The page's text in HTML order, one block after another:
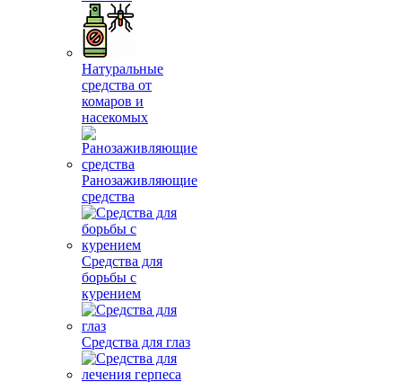
Натуральные
средства от
комаров и
насекомых
Ранозаживляющие
средства
Средства для
борьбы с
курением
Средства для глаз